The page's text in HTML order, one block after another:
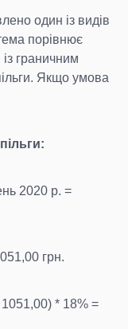
один із видів
порівнює
із граничним
Якщо умова
2020 р. =
грн.
* 18% =